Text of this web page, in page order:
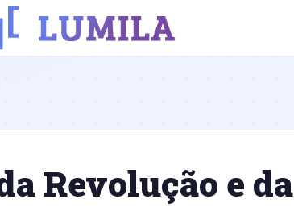
Revolução e da